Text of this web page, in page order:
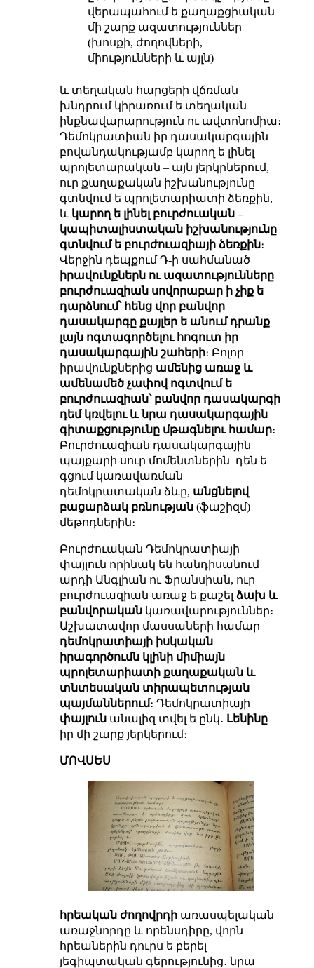
վերապահում ե քաղաքցիական
մի շարք ազատություններ
(խոսքի, ժողովների,
միությունների և այլն)
և տեղական հարցերի վճռման
խնդրում կիրառում ե տեղական
ինքնավարարություն ու ավտոնոմիա։
Դեմոկրատիան իր դասակարգային
բովանդակությամբ կարող ե լինել
պրոլետարական – այն յերկրներում,
ուր քաղաքական իշխանությունը
գտնվում ե պրոլետարիատի ձեռքին,
և կարող ե լինել բուրժուական –
կապիտալիստական իշխանությունը
գտնվում ե բուրժուազիայի ձեռքին։
Վերջին դեպքում Դ-ի սահմանած
իրավունքներն ու ազատությունները
բուրժուազիան սովորաբար ի չիք ե
դարձնում՝ հենց վոր բանվոր
դասակարգը քայլեր ե անում դրանք
լայն ոգտագործելու հոգուտ իր
դասակարգային շահերի։ Բոլոր
իրավունքներից ամենից առաջ և
ամենամեծ չափով ոգտվում ե
բուրժուազիան՝ բանվոր դասակարգի
դեմ կռվելու և նրա դասակարգային
գիտաքցությունը մթագնելուհամար։
Բուրժուազիան դասակարգային
պայքարի սուր մոմենտներին դեն ե
գցում կառավառման
դեմոկրատական ձևը, անցնելով
բացարձակ բռնության(ֆաշիզմ)
մեթոդներին։
Բուրժուական Դեմոկրատիայի
փայլուն որինակ են հանդիսանում
արդի Անգլիան ու Ֆրանսիան, ուր
բուրժուազիան առաջ ե քաշել ձախ և
բանվորականկառավարություններ։
Աշխատավոր մասսաների համար
դեմոկրատիայի իսկական
իրագործումն կլինի միմիայն
պրոլետարիատի քաղաքական և
տնտեսական տիրապետության
պայմաններում։ Դեմոկրատիայի
փայլունանալիզ տվել ե ընկ․ Լենինը
իր մի շարք յերկերում։
ՄՈՎՍԵՍ
հրեական ժողովրդիառասպելական
առաջնորդը և որենսդիրը, վորն
հրեաներին դուրս ե բերել
յեգիպտական գերությունից․ նրա